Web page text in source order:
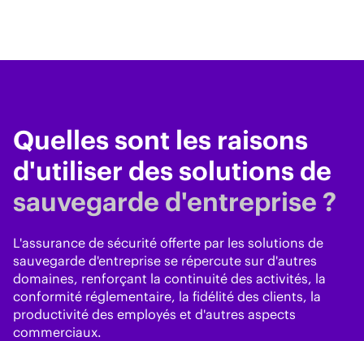
Quelles sont les raisons
d'utiliser des solutions de
sauvegarde d'entreprise ?
L'assurance de sécurité offerte par les solutions de
sauvegarde d'entreprise se répercute sur d'autres
domaines, renforçant la continuité des activités, la
conformité réglementaire, la fidélité des clients, la
productivité des employés et d'autres aspects
commerciaux.